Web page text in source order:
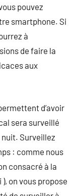
pouvez
smartphone. Si
à
de faire la
aux
d’avoir
sera surveillé
nuit. Surveillez
: comme nous
consacré à la
on vous propose